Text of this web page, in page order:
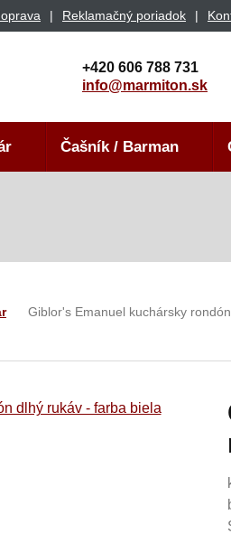
Reklamačný poriadok
+420 606 788 731
info@marmiton.sk
Čašník / Barman
Giblor's Emanuel kuchársky